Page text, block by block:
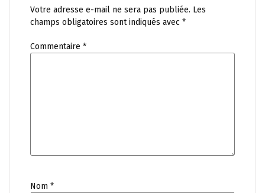
Votre adresse e-mail ne sera pas publiée. Les
champs obligatoires sont indiqués avec *
Commentaire *
Nom *